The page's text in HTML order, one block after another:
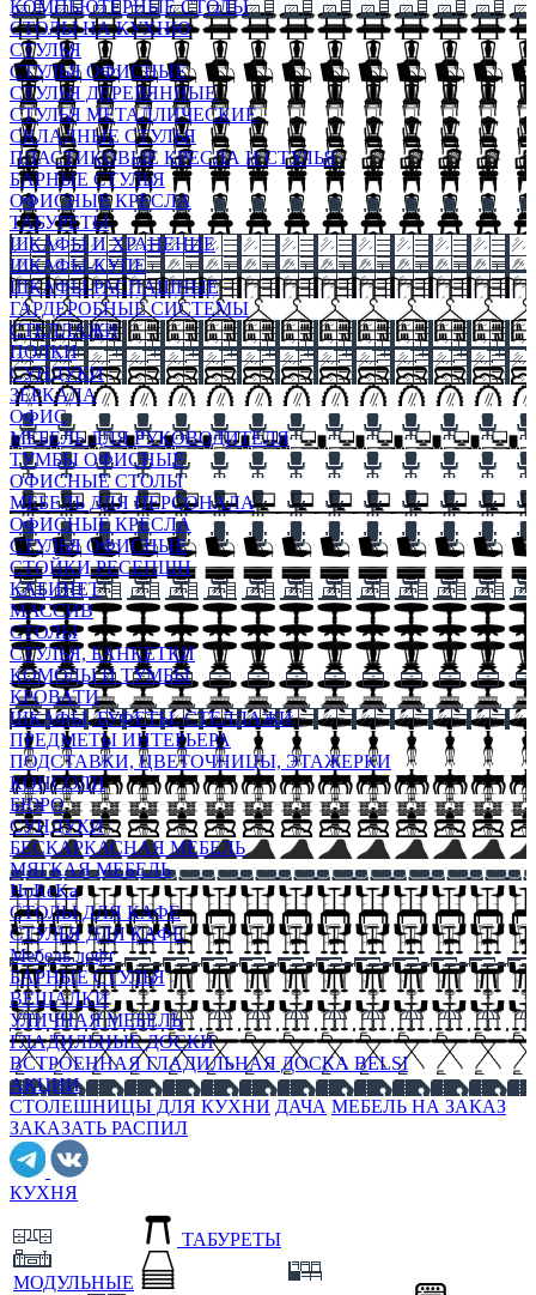
КОМПЬЮТЕРНЫЕ СТОЛЫ
СТОЛЫ НА КУХНЮ
СТУЛЬЯ
СТУЛЬЯ ОФИСНЫЕ
СТУЛЬЯ ДЕРЕВЯННЫЕ
СТУЛЬЯ МЕТАЛЛИЧЕСКИЕ
СКЛАДНЫЕ СТУЛЬЯ
ПЛАСТИКОВЫЕ КРЕСЛА И СТУЛЬЯ
БАРНЫЕ СТУЛЬЯ
ОФИСНЫЕ КРЕСЛА
ТАБУРЕТЫ
ШКАФЫ И ХРАНЕНИЕ
ШКАФЫ-КУПЕ
ШКАФЫ-РАСПАШНЫЕ
ГАРДЕРОБНЫЕ СИСТЕМЫ
СТЕЛЛАЖИ
ПОЛКИ
СУНДУКИ
ЗЕРКАЛА
ОФИС
МЕБЕЛЬ ДЛЯ РУКОВОДИТЕЛЯ
ТУМБЫ ОФИСНЫЕ
ОФИСНЫЕ СТОЛЫ
МЕБЕЛЬ ДЛЯ ПЕРСОНАЛА
ОФИСНЫЕ КРЕСЛА
СТУЛЬЯ ОФИСНЫЕ
СТОЙКИ РЕСЕПШН
КАБИНЕТ
МАССИВ
СТОЛЫ
СТУЛЬЯ, БАНКЕТКИ
КОМОДЫ И ТУМБЫ
КРОВАТИ
ШКАФЫ, БУФЕТЫ, СТЕЛЛАЖИ
ПРЕДМЕТЫ ИНТЕРЬЕРА
ПОДСТАВКИ, ЦВЕТОЧНИЦЫ, ЭТАЖЕРКИ
КОНСОЛИ
БЮРО
СУНДУКИ
БЕСКАРКАСНАЯ МЕБЕЛЬ
МЯГКАЯ МЕБЕЛЬ
HoReKa
СТОЛЫ ДЛЯ КАФЕ
СТУЛЬЯ ДЛЯ КАФЕ
Мебель лофт
БАРНЫЕ СТУЛЬЯ
ВЕШАЛКИ
УЛИЧНАЯ МЕБЕЛЬ
ГЛАДИЛЬНЫЕ ДОСКИ
ВСТРОЕННАЯ ГЛАДИЛЬНАЯ ДОСКА BELSI
АКЦИИ
СТОЛЕШНИЦЫ ДЛЯ КУХНИ ДАЧА МЕБЕЛЬ НА ЗАКАЗ
ЗАКАЗАТЬ РАСПИЛ
КУХНЯ
МОДУЛЬНЫЕ
ТАБУРЕТЫ